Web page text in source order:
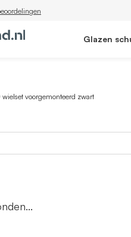
Glazen
voorgemonteerd zwart